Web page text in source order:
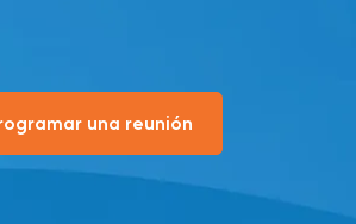
una reunión